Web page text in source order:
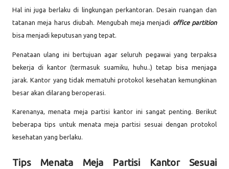
Hal ini juga berlaku di lingkungan perkantoran. Desain ruangan dan
tatanan meja harus diubah. Mengubah meja menjadi office partition
bisa menjadi keputusan yang tepat.
Penataan ulang ini bertujuan agar seluruh pegawai yang terpaksa
bekerja di kantor (termasuk suamiku, huhu..) tetap bisa menjaga
jarak. Kantor yang tidak mematuhi protokol kesehatan kemungkinan
besar akan dilarang beroperasi.
Karenanya, menata meja partisi kantor ini sangat penting. Berikut
beberapa tips untuk menata meja partisi sesuai dengan protokol
kesehatan yang berlaku.
Tips Menata Meja Partisi Kantor Sesuai